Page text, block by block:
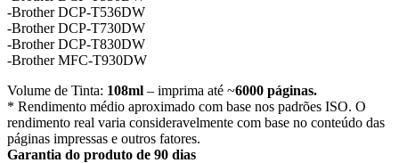
-Brother DCP-T536DW
-Brother DCP-T730DW
-Brother DCP-T830DW
-Brother MFC-T930DW
Volume de Tinta: 108ml – imprima até ~6000 páginas.
* Rendimento médio aproximado com base nos padrões ISO. O
rendimento real varia consideravelmente com base no conteúdo das
páginas impressas e outros fatores.
Garantia do produto de 90 dias